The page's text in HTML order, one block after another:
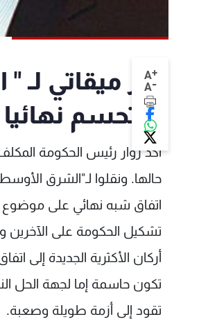
A+
A-
زوار ميقاتي
لم تحسم نهائيا
أكد زوار رئيس الحكومة
حالها. ونقلوا لـ"الشرق
اتفاق شبه نهائي على موضوع
تشكيل الحكومة على الآخرين
أركان الأكثرية الجديدة إلى
تكون حاسمة إما لجهة الحل
تقود إلى أزمة طويلة وصعبة.